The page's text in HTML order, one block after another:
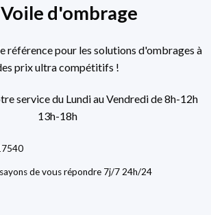
Voile d'ombrage
référence pour les solutions d'ombrages à
prix ultra compétitifs !
service du Lundi au Vendredi de 8h-12h
13h-18h
de vous répondre 7j/7 24h/24